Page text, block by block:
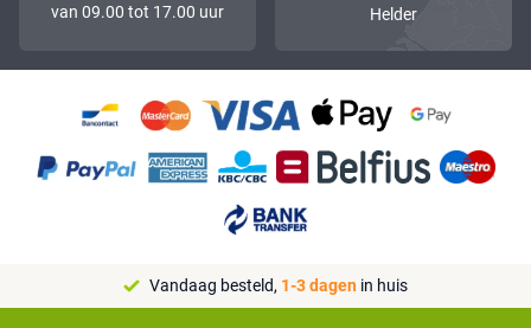
van 09.00 tot 17.00 uur
Helder
Vandaag besteld, 1-3 dagen in huis